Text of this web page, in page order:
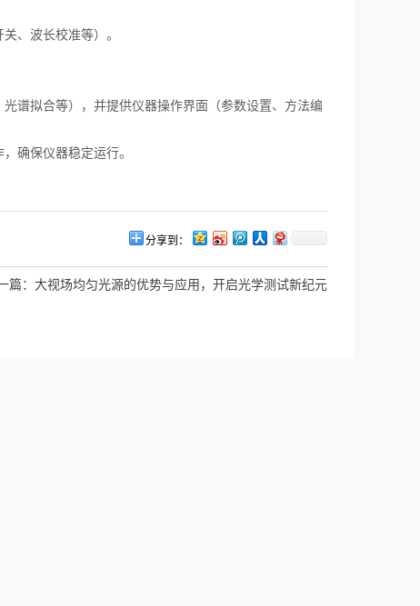
、波长校准等）。
拟合等），并提供仪器操作界面（参数设置、方法编
确保仪器稳定运行。
分享到：
篇： 大视场均匀光源的优势与应用，开启光学测试新纪元